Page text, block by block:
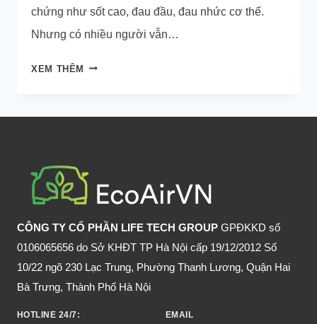
chứng như sốt cao, đau đầu, đau nhức cơ thể.
Nhưng có nhiều người vẫn…
XEM THÊM SỐT
CÓ
KHÔNG?
TRIỆU
CHỨNG
VÀ
CÁCH
CÔNG TY CỔ PHẦN LIFE TECH GROUP GPĐKKD số
0106065656 do Sở KHĐT TP Hà Nội cấp 19/12/2012 Số
10/22 ngõ 230 Lạc Trung, Phường Thanh Lương, Quận Hai
Bà Trưng, Thành Phố Hà Nội
HOTLINE 24/7: EMAIL